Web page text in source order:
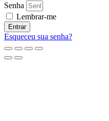
Senha
Lembrar-me
Entrar
Esqueceu sua senha?